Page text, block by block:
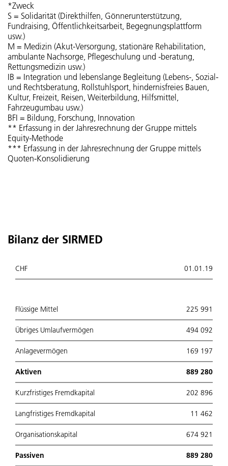
*Zweck
S = Solidarität (Direkthilfen, Gönnerunterstützung,
Fundraising, Öffentlichkeitsarbeit, Begegnungsplattform
usw.)
M = Medizin (Akut-Versorgung, stationäre Rehabilitation,
ambulante Nachsorge, Pflegeschulung und -beratung,
Rettungsmedizin usw.)
IB = Integration und lebenslange Begleitung (Lebens-, Sozial-
und Rechtsberatung, Rollstuhlsport, hindernisfreies Bauen,
Kultur, Freizeit, Reisen, Weiterbildung, Hilfsmittel,
Fahrzeugumbau usw.)
BFI = Bildung, Forschung, Innovation
** Erfassung in der Jahresrechnung der Gruppe mittels
Equity-Methode
*** Erfassung in der Jahresrechnung der Gruppe mittels
Quoten-Konsolidierung
Bilanz der SIRMED
CHF 01.01.19
Flüssige Mittel 225 991
Übriges Umlaufvermögen 494 092
Anlagevermögen 169 197
Aktiven 889 280
Kurzfristiges Fremdkapital 202 896
Langfristiges Fremdkapital 11 462
Organisationskapital 674 921
Passiven 889 280